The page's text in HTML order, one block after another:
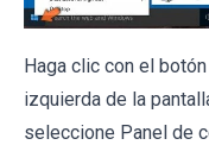
Haga clic con el
izquierda de la
seleccione Panel de